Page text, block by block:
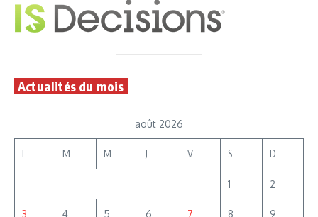
Actualités du mois
août 2026
L M M J V S D
1 2
3 4 5 6 7 8 9